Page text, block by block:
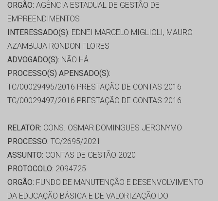
ORGÃO: AGÊNCIA ESTADUAL DE GESTÃO DE
EMPREENDIMENTOS
INTERESSADO(S): EDNEI MARCELO MIGLIOLI, MAURO
AZAMBUJA RONDON FLORES
ADVOGADO(S): NÃO HÁ
PROCESSO(S) APENSADO(S):
TC/00029495/2016 PRESTAÇÃO DE CONTAS 2016
TC/00029497/2016 PRESTAÇÃO DE CONTAS 2016
RELATOR: CONS. OSMAR DOMINGUES JERONYMO
PROCESSO: TC/2695/2021
ASSUNTO: CONTAS DE GESTÃO 2020
PROTOCOLO: 2094725
ORGÃO: FUNDO DE MANUTENÇÃO E DESENVOLVIMENTO
DA EDUCAÇÃO BÁSICA E DE VALORIZAÇÃO DO